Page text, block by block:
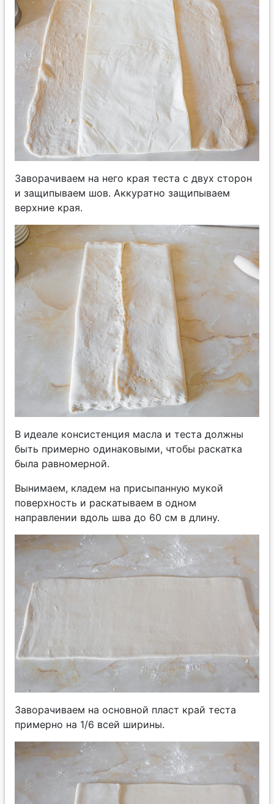
Заворачиваем на него края теста с двух сторон
и защипываем шов. Аккуратно защипываем
верхние края.
В идеале консистенция масла и теста должны
быть примерно одинаковыми, чтобы раскатка
была равномерной.
Вынимаем, кладем на присыпанную мукой
поверхность и раскатываем в одном
направлении вдоль шва до 60 см в длину.
Заворачиваем на основной пласт край теста
примерно на 1/6 всей ширины.